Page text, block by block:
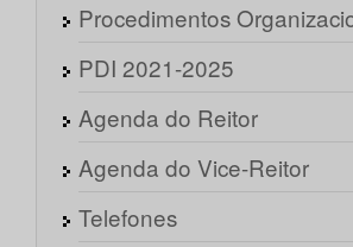
Procedimentos
PDI 2021-2025
Agenda do Reitor
Agenda do Vice-Reitor
Telefones